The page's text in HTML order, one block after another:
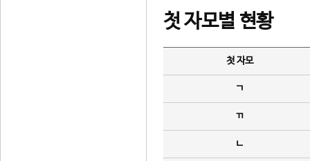
첫 자모별 현황
첫 자모
ㄱ
ㄲ
ㄴ